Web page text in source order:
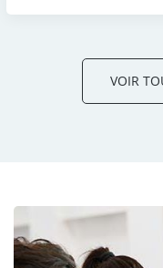
VOIR